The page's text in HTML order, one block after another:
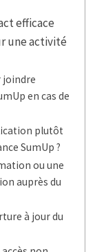
efficace
une activité
joindre
en cas de
plutôt
SumUp ?
ou une
auprès du
à jour du